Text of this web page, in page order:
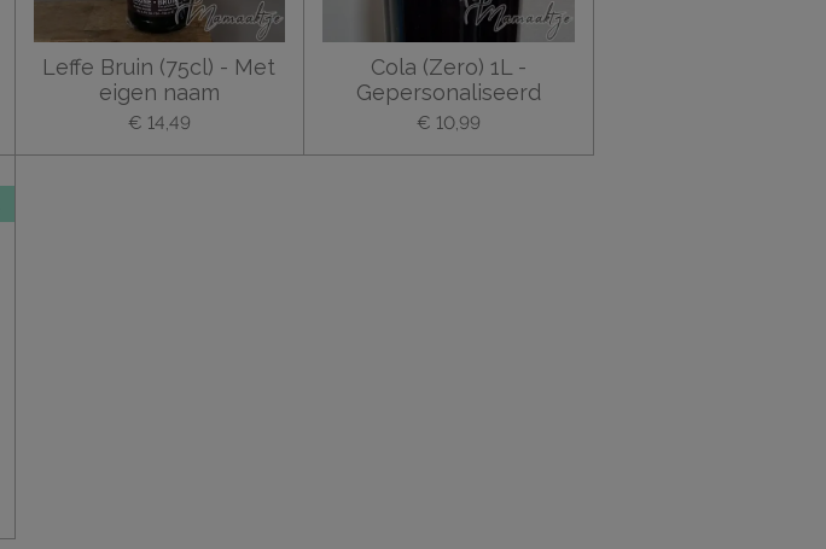
Leffe Bruin (75cl) - Met
eigen naam
€ 14,49
Cola (Zero) 1L -
Gepersonaliseerd
€ 10,99